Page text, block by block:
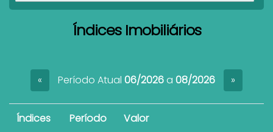
Índices Imobiliários
« Período Atual 06/2026a 08/2026 »
Índices Período Valor